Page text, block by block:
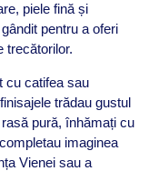
piele fină și
pentru a oferi
trecătorilor.
cu catifea sau
trădau gustul
pură, înhămați cu
imaginea
Vienei sau a